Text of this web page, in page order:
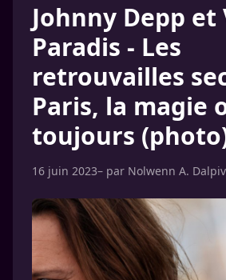
Johnny Depp et
Paradis - Les
retrouvailles
Paris, la magie
toujours
16 juin 2023– par Nolwenn A.